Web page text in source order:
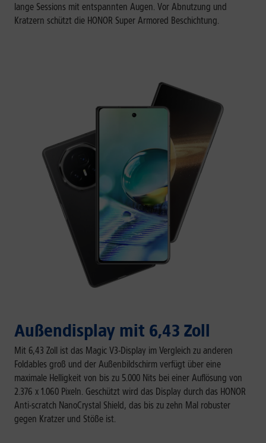
lange Sessions mit entspannten Augen. Vor Abnutzung und
Kratzern schützt die HONOR Super Armored Beschichtung.
Außendisplay mit 6,43 Zoll
Mit 6,43 Zoll ist das Magic V3-Display im Vergleich zu anderen
Foldables groß und der Außenbildschirm verfügt über eine
maximale Helligkeit von bis zu 5.000 Nits bei einer Auflösung von
2.376 x 1.060 Pixeln. Geschützt wird das Display durch das HONOR
Anti-scratch NanoCrystal Shield, das bis zu zehn Mal robuster
gegen Kratzer und Stöße ist.